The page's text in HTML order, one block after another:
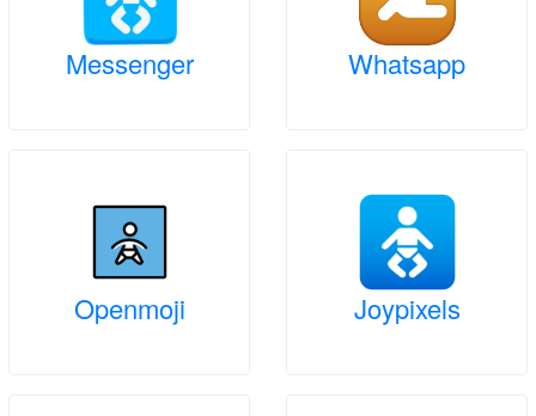
Whatsapp
Messenger
Joypixels
Openmoji